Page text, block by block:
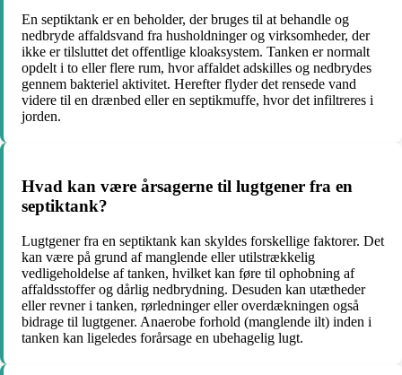
En septiktank er en beholder, der bruges til at behandle og
nedbryde affaldsvand fra husholdninger og virksomheder, der
ikke er tilsluttet det offentlige kloaksystem. Tanken er normalt
opdelt i to eller flere rum, hvor affaldet adskilles og nedbrydes
gennem bakteriel aktivitet. Herefter flyder det rensede vand
videre til en drænbed eller en septikmuffe, hvor det infiltreres i
jorden.
Hvad kan være årsagerne til lugtgener fra en
septiktank?
Lugtgener fra en septiktank kan skyldes forskellige faktorer. Det
kan være på grund af manglende eller utilstrækkelig
vedligeholdelse af tanken, hvilket kan føre til ophobning af
affaldsstoffer og dårlig nedbrydning. Desuden kan utætheder
eller revner i tanken, rørledninger eller overdækningen også
bidrage til lugtgener. Anaerobe forhold (manglende ilt) inden i
tanken kan ligeledes forårsage en ubehagelig lugt.